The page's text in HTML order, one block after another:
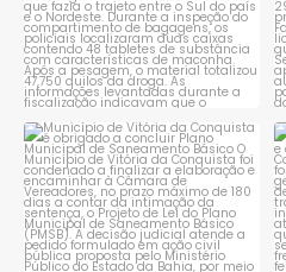
Município de Vitória da
Conquista é obrigado a...
1 0